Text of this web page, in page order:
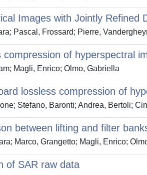
Images with Jointly Refined
Pascal, Frossard; Pierre,
of hyperspectral
Magli, Enrico; Olmo, Gabriella
lossless compression of
Stefano, Baronti; Andrea, Bertoli;
between lifting and filter
Marco, Grangetto; Magli, Enrico;
of SAR raw data